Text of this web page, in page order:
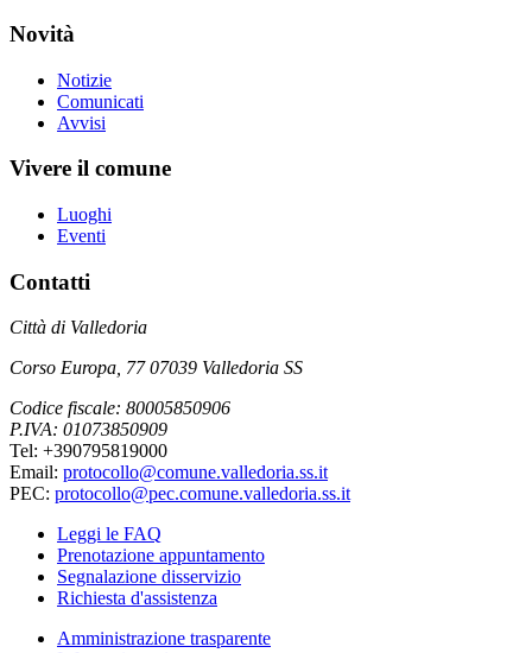
Novità
Notizie
Comunicati
Avvisi
Vivere il comune
Luoghi
Eventi
Contatti
Città di Valledoria
Corso Europa, 77 07039 Valledoria SS
Codice fiscale: 80005850906
P.IVA: 01073850909
Tel: +390795819000
Email: protocollo@comune.valledoria.ss.it
PEC: protocollo@pec.comune.valledoria.ss.it
Leggi le FAQ
Prenotazione appuntamento
Segnalazione disservizio
Richiesta d'assistenza
Amministrazione trasparente